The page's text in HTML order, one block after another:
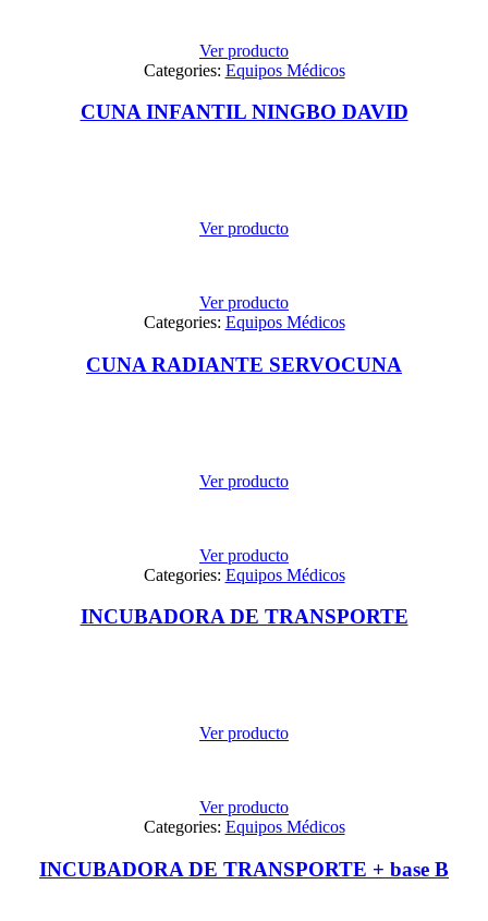
Ver producto
Categories: Equipos Médicos
CUNA INFANTIL NINGBO DAVID
Ver producto
Ver producto
Categories: Equipos Médicos
CUNA RADIANTE SERVOCUNA
Ver producto
Ver producto
Categories: Equipos Médicos
INCUBADORA DE TRANSPORTE
Ver producto
Ver producto
Categories: Equipos Médicos
INCUBADORA DE TRANSPORTE + base B